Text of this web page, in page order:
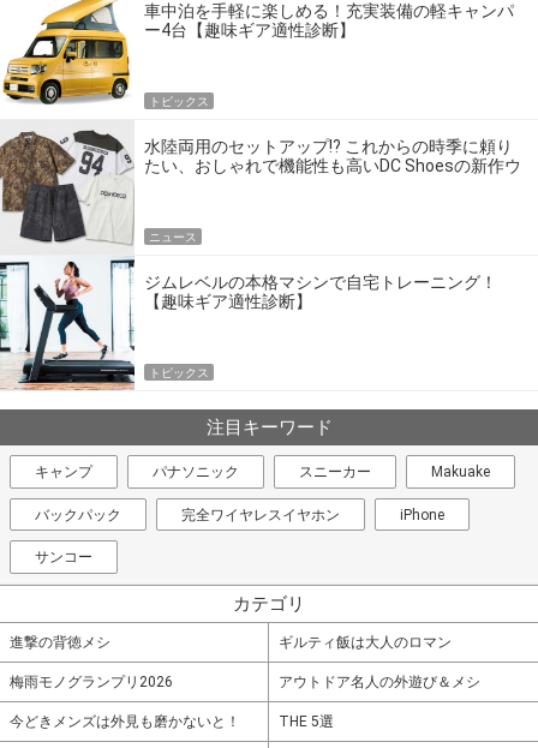
車中泊を手軽に楽しめる！充実装備の軽キャンパ
ー4台【趣味ギア適性診断】
トピックス
水陸両用のセットアップ!? これからの時季に頼り
たい、おしゃれで機能性も高いDC Shoesの新作ウ
ニュース
ジムレベルの本格マシンで自宅トレーニング！
【趣味ギア適性診断】
トピックス
注目キーワード
キャンプ パナソニック スニーカー Makuake
バックパック 完全ワイヤレスイヤホン iPhone
サンコー
カテゴリ
進撃の背徳メシ ギルティ飯は大人のロマン
梅雨モノグランプリ2026 アウトドア名人の外遊び＆メシ
今どきメンズは外見も磨かないと！ THE 5選